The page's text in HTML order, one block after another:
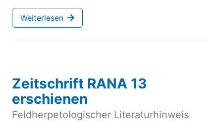
Weiterlesen
Zeitschrift RANA 13
erschienen
Feldherpetologischer Literaturhinweis